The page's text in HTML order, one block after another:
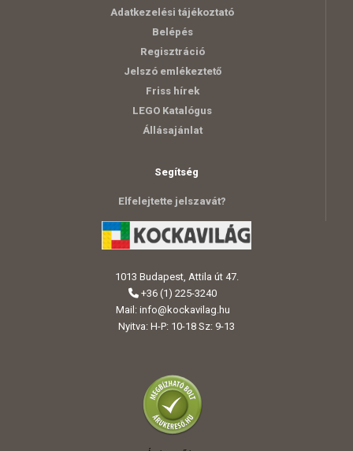
Adatkezelési tájékoztató
Belépés
Regisztráció
Jelszó emlékeztető
Friss hírek
LEGO Katalógus
Állásajánlat
Segítség
Elfelejtette jelszavát?
1013 Budapest, Attila út 47.
+36 (1) 225-3240
Mail: info@kockavilag.hu
Nyitva: H-P: 10-18 Sz: 9-13